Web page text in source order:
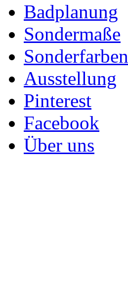
Badplanung
Sondermaße
Sonderfarben
Ausstellung
Pinterest
Facebook
Über uns